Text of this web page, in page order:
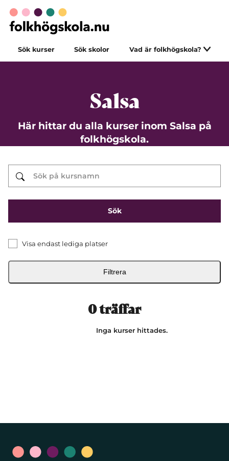
Sök kurser Sök skolor Vad är folkhögskola?
Salsa
Här hittar du alla kurser inom Salsa på
folkhögskola.
Visa endast lediga platser
Filtrera
0träffar
Inga kurser hittades.